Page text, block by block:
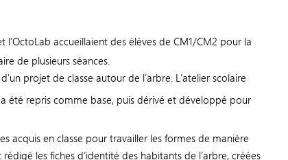
l'OctoLab accueillaient des élèves de CM1/CM2 pour la
de plusieurs séances.
projet de classe autour de l’arbre. L’atelier scolaire
a été repris comme base, puis dérivé et développé pour
acquis en classe pour travailler les formes de manière
les fiches d’identité des habitants de l’arbre, créées